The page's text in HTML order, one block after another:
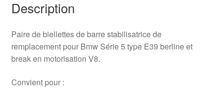
Description
Paire de biellettes de barre stabilisatrice de
remplacement pour Bmw Série 5 type E39 berline et
break en motorisation V8.
Convient pour :